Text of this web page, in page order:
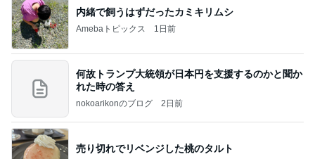
内緒で飼うはずだったカミキリムシ
Amebaトピックス 1日前
何故トランプ大統領が日本円を支援するのかと聞か
れた時の答え
nokoarikonのブログ 2日前
売り切れでリベンジした桃のタルト